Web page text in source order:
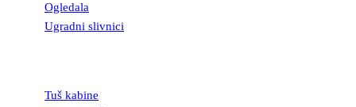
Ogledala
Ugradni slivnici
Tuš kabine